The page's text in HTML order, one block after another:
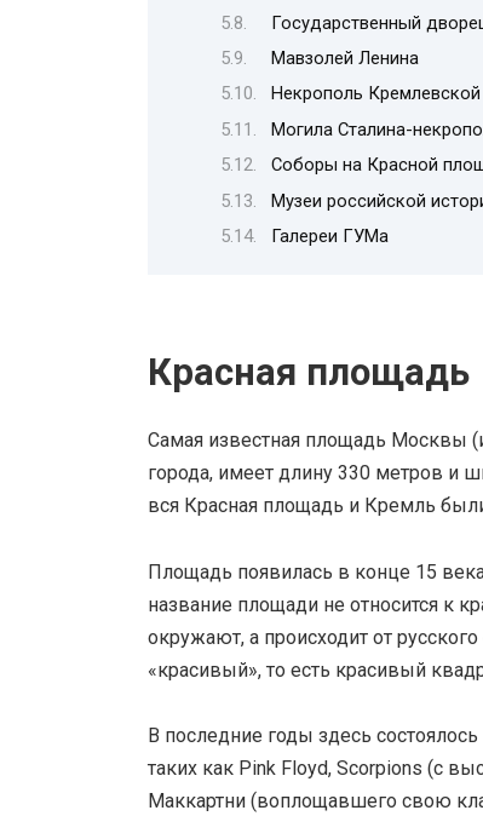
Государственный
Мавзолей Ленина
Некрополь
Могила Сталина-
Соборы на Красной
Музеи российской
Галереи ГУМа
Красная площадь
Самая известная площадь Москвы
города, имеет длину 330 метров и
вся Красная площадь и Кремль
Площадь появилась в конце 15
название площади не относится к
окружают, а происходит от
«красивый», то есть красивый
В последние годы здесь
таких как Pink Floyd, Scorpions (с
Маккартни (воплощавшего свою